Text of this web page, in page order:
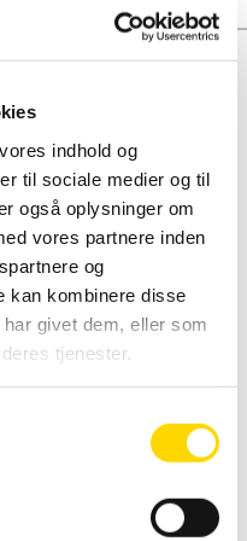
indhold og
til sociale medier og til
også oplysninger om
vores partnere inden
og
kan kombinere disse
givet dem, eller som
tjenester.
Køb før kl. 14 og
modtag varen dagen
Gælder ikke varer med